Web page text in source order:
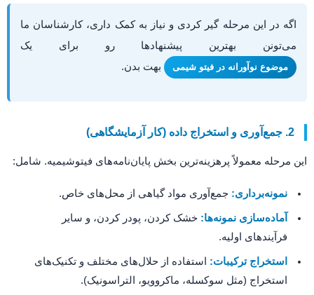
اگه در این مرحله گیر کردی و نیاز به کمک داری، کارشناسان ما
می‌تونن بهترین پیشنهادها رو برای یک
موضوع نوآورانه در فیتو شیمی بهت بدن.
2. جمع‌آوری و استخراج داده (کار آزمایشگاهی)
این مرحله معمولاً پرهزینه‌ترین بخش پایان‌نامه‌های فیتوشیمیه. شامل:
نمونه‌برداری: جمع‌آوری مواد گیاهی از محل‌های خاص.
آماده‌سازی نمونه‌ها: خشک کردن، پودر کردن، و سایر
فرآیندهای اولیه.
استخراج ترکیبات: استفاده از حلال‌های مختلف و تکنیک‌های
استخراج (مثل سوکسله، ماکروویو، التراسونیک).